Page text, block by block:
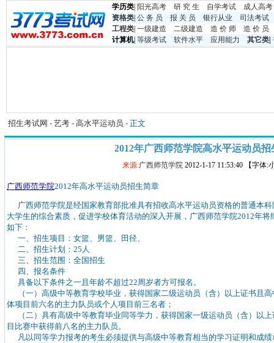
学历类 阳光高考 研 究 生 自学考试
成人高考
资格类 公 务 员 报 关 员 银行从业
司法考试
工程类 一级建造 二级建造 造 价 师
造 价 员
计算机| 等级考试 软件水平 应用能力 其它类
招生考试网 - 艺考 - 高水平运动员 - 正文
2012年广西师范学院高水平运动员招
来源:广西师范学院 2012-1-17 11:53:40 【字体:
广西师范学院2012年高水平运动员招生简章
广西师范学院是经国家教育部批准具有招收高水平运动员资格的普通本
大学生的综合素质，促进学校体育活动的深入开展，广西师范学院2012年
如下：
一、招生项目：女篮、男篮、田径、
二、招生计划：25人
三、招生范围：全国招生
四、报名条件
具备以下条件之一且年龄不超过22周岁者方可报名。
（一）高级中等教育学校毕业，获得国家二级运动员（含）以上证书且
体项目前六名的主力队员或个人项目前三名者；
（二）具有高级中等教育毕业同等学力，获得国家一级运动员（含）以
目比赛中获得前八名的主力队员。
凡以同等学力报考的考生必须提供与高级中等教育相当的学习证明和成